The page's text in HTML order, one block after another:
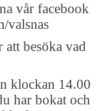
vår facebook
valsnas
besöka vad
klockan 14.00
har bokat och